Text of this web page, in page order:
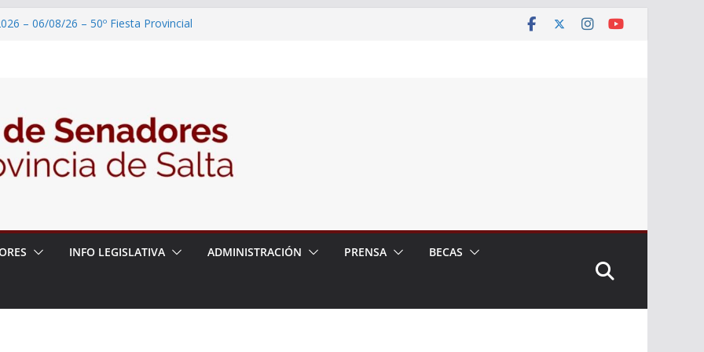
– 06/08/26 – 50º Fiesta Provincial
del Dr. Víctor Alfredo Frías
– 06/08/26 – 82° Edición de la Expo
– 06/08/26 – “Historia y memoria
del pueblo Kolla en el municipio de
INFO LEGISLATIVA ADMINISTRACIÓN PRENSA BECAS